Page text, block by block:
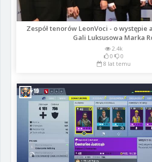
Zespół tenorów LeonVoci - o występie
Gali Luksusowa Marka
2.4k
0
0
8 lat temu